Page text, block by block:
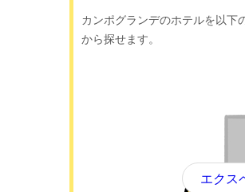
カンポグランデのホテルを以下
から探せます。
エクス